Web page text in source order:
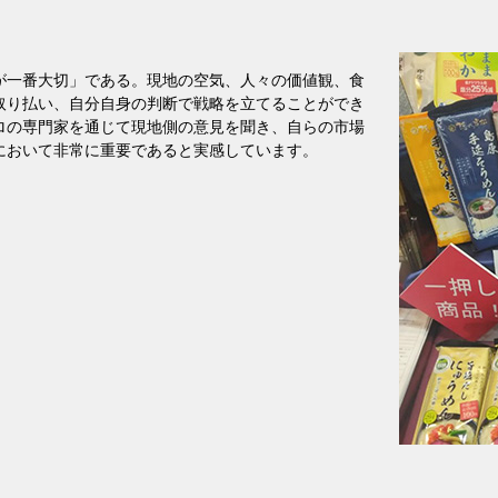
番大切」である。現地の空気、人々の価値観、食
払い、自分自身の判断で戦略を立てることができ
専門家を通じて現地側の意見を聞き、自らの市場
いて非常に重要であると実感しています。